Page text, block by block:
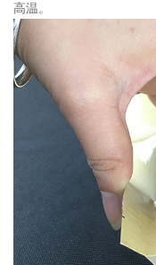
高温。